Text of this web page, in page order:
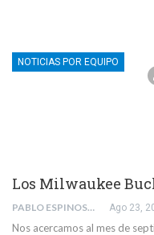
NOTICIAS POR EQUIPO
Los Milwaukee
PABLO ESPINOSA SAN MAURO Ago 23,
Nos acercamos al mes de